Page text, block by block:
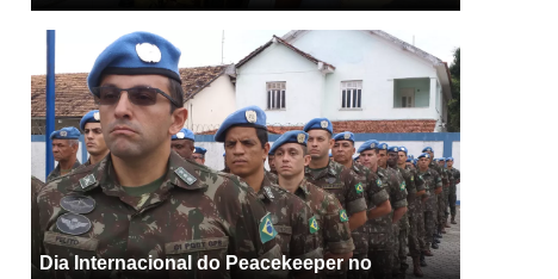
Dia Internacional do Peacekeeper no